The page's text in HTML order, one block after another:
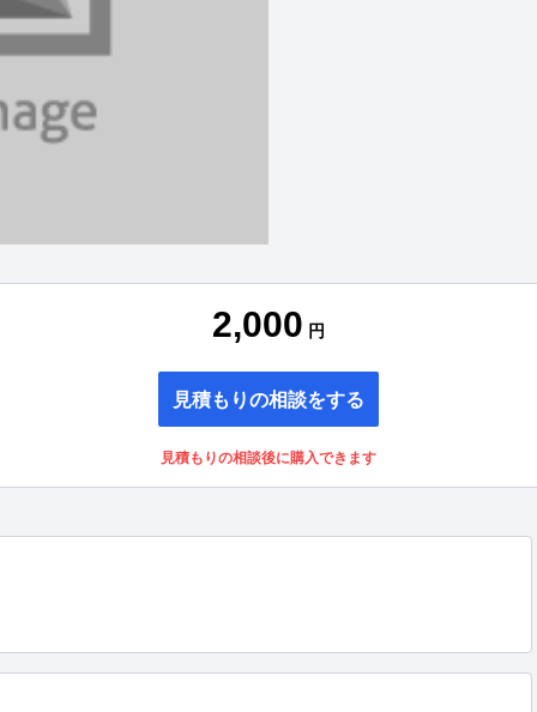
2,000 円
見積もりの相談をする
見積もりの相談後に購入できます